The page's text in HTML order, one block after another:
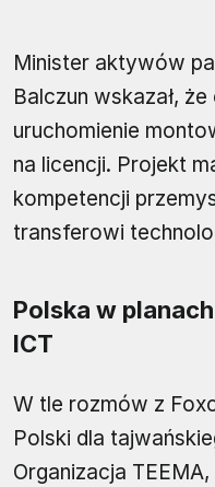
Minister aktywów
Balczun wskazał,
uruchomienie
na licencji. Projekt
kompetencji
transferowi
Polska w
ICT
W tle rozmów z
Polski dla
Organizacja